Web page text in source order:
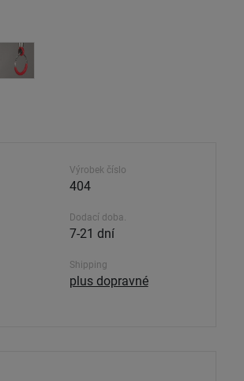
Výrobek číslo
404
Dodací doba.
7-21 dní
Shipping
plus dopravné